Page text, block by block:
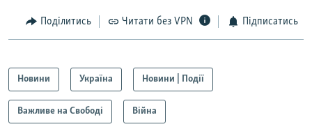
Поділитись Читати без VPN Підписатись
Новини Україна Новини | Події
Важливе на Свободі Війна